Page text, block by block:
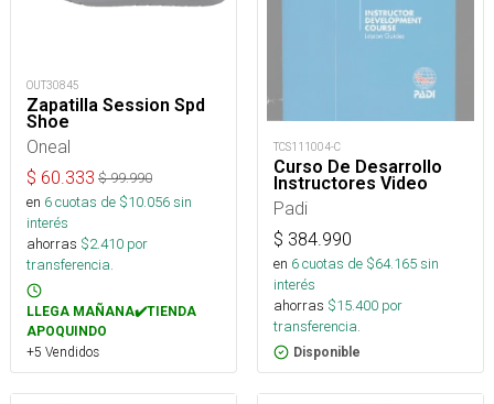
OUT30845
Zapatilla Session Spd
Shoe
Oneal
$ 60.333 $99.990
en 6cuotas de $10.056sin
interés
ahorras $2.410 por
transferencia.
LLEGA MAÑANA✔️TIENDA
APOQUINDO
+5 Vendidos
TCS111004-C
Curso De Desarrollo
Instructores Video
Padi
$ 384.990
en 6cuotas de $64.165sin
interés
ahorras $15.400 por
transferencia.
Disponible